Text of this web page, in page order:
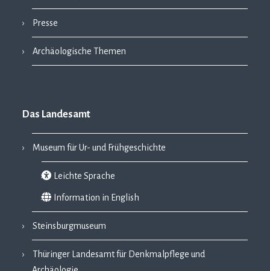
Presse
Archäologische Themen
Das Landesamt
Museum für Ur- und Frühgeschichte
Leichte Sprache
Information in English
Steinsburgmuseum
Thüringer Landesamt für Denkmalpflege und